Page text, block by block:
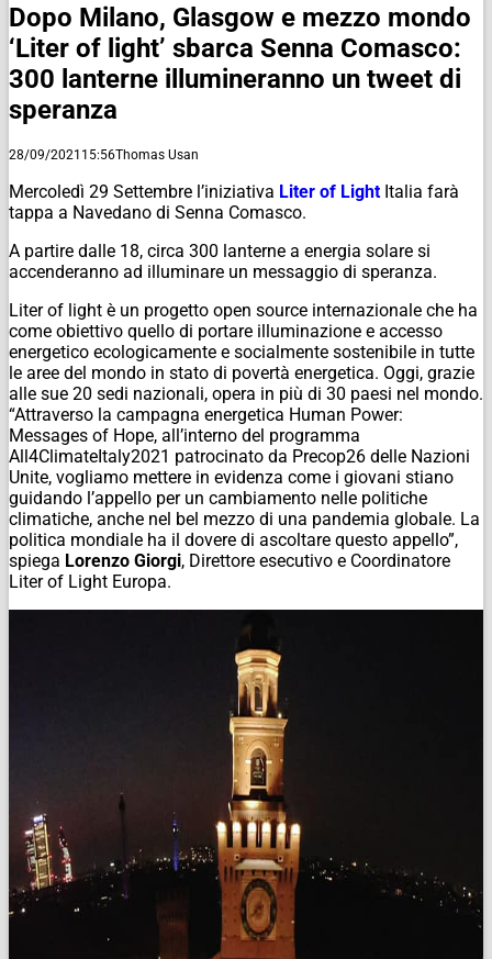
Dopo Milano, Glasgow e mezzo mondo
‘Liter of light’ sbarca Senna Comasco:
300 lanterne illumineranno un tweet di
speranza
28/09/2021 15:56Thomas Usan
Mercoledì 29 Settembre l’iniziativa Liter of Light Italia farà
tappa a Navedano di Senna Comasco.
A partire dalle 18, circa 300 lanterne a energia solare si
accenderanno ad illuminare un messaggio di speranza.
Liter of light è un progetto open source internazionale che ha
come obiettivo quello di portare illuminazione e accesso
energetico ecologicamente e socialmente sostenibile in tutte
le aree del mondo in stato di povertà energetica. Oggi, grazie
alle sue 20 sedi nazionali, opera in più di 30 paesi nel mondo.
“Attraverso la campagna energetica Human Power:
Messages of Hope, all’interno del programma
All4ClimateItaly2021 patrocinato da Precop26 delle Nazioni
Unite, vogliamo mettere in evidenza come i giovani stiano
guidando l’appello per un cambiamento nelle politiche
climatiche, anche nel bel mezzo di una pandemia globale. La
politica mondiale ha il dovere di ascoltare questo appello”,
spiega Lorenzo Giorgi, Direttore esecutivo e Coordinatore
Liter of Light Europa.